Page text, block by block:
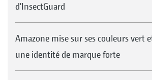
d'InsectGuard
Amazone mise sur ses couleurs vert
une identité de marque forte